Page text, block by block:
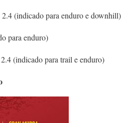
(indicado para enduro e downhill)
para enduro)
(indicado para trail e enduro)